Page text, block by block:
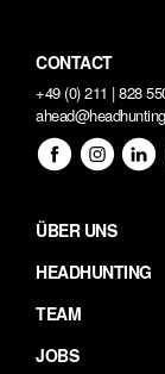
CONTACT
+49 (0) 211 | 828
ÜBER UNS
HEADHUNTING
TEAM
JOBS